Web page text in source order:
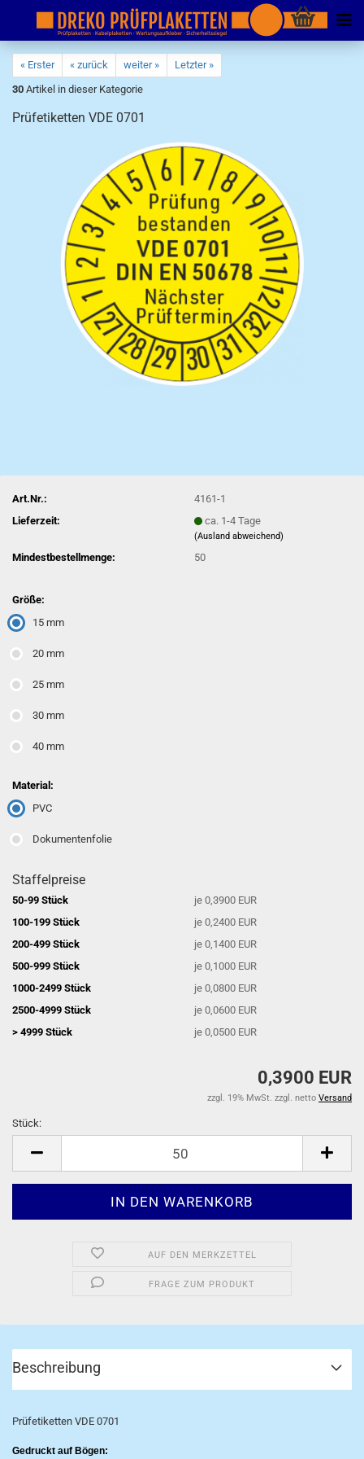
« Erster « zurück weiter »
Letzter »
30 Artikel in dieser Kategorie
Prüfetiketten VDE 0701
Art.Nr.:
4161-1
Lieferzeit:
ca. 1-4 Tage
(Ausland abweichend)
Mindestbestellmenge: 50
Größe:
15 mm
20 mm
25 mm
30 mm
40 mm
Material:
PVC
Dokumentenfolie
Staffelpreise
50-99 Stück
je 0,3900 EUR
100-199 Stück
je 0,2400 EUR
200-499 Stück
je 0,1400 EUR
500-999 Stück
je 0,1000 EUR
1000-2499 Stück
je 0,0800 EUR
2500-4999 Stück
je 0,0600 EUR
> 4999 Stück
je 0,0500 EUR
0,3900 EUR
zzgl. 19% MwSt. zzgl. netto Versand
Stück:
AUF DEN MERKZETTEL
FRAGE ZUM PRODUKT
Beschreibung
Prüfetiketten VDE 0701
Gedruckt auf Bögen: